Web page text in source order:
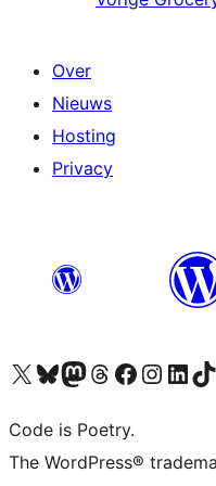
Over
Nieuws
Hosting
Privacy
Bezoek ons X (voorheen Twitter) account
Bezoek onze Bluesky account
Bezoek ons Mastodon account
Bezoek onze Threads account
Onze Facebookpagina
Bezoek onzeBezoek onze
Code is Poetry.
The WordPress®